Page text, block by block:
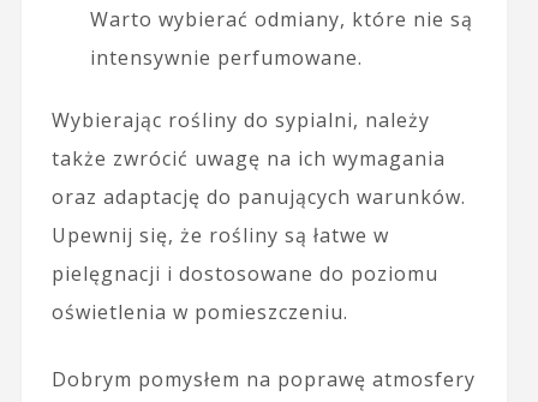
Warto wybierać odmiany, które nie są
intensywnie perfumowane.
Wybierając rośliny do sypialni, należy
także zwrócić uwagę na ich wymagania
oraz adaptację do panujących warunków.
Upewnij się, że rośliny są łatwe w
pielęgnacji i dostosowane do poziomu
oświetlenia w pomieszczeniu.
Dobrym pomysłem na poprawę atmosfery